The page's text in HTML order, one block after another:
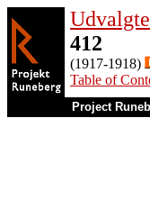
412
(1917-1918)
Table of
Project